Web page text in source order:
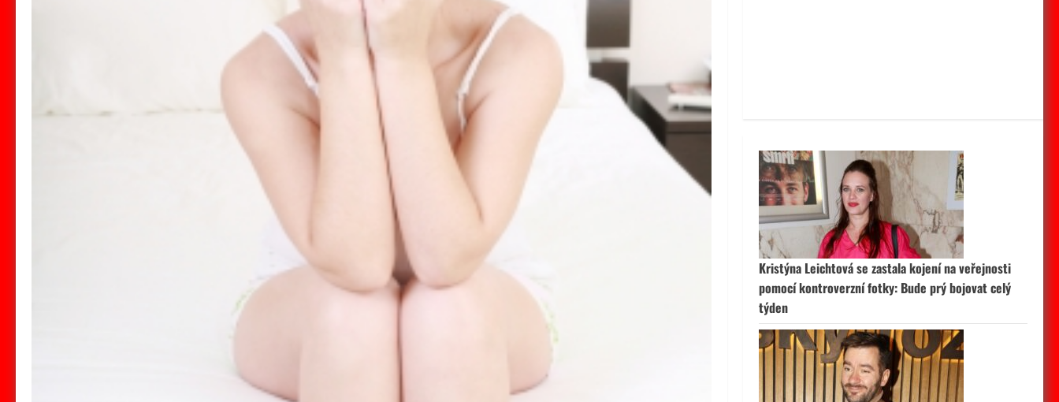
Kristýna Leichtová se zastala kojení na veřejnosti
pomocí kontroverzní fotky: Bude prý bojovat celý
týden